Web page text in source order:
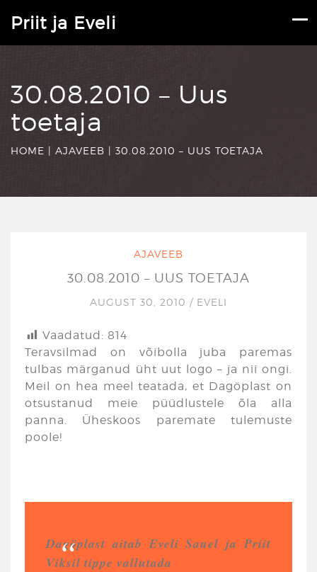
Priit ja Eveli
30.08.2010 – Uus
toetaja
HOME | AJAVEEB | 30.08.2010 – UUS TOETAJA
AJAVEEB
30.08.2010 – UUS TOETAJA
AUGUST 30, 2010 / EVELI
Vaadatud: 814
Teravsilmad on võibolla juba paremas
tulbas märganud üht uut logo – ja nii ongi.
Meil on hea meel teatada, et Dagöplast on
otsustanud meie püüdlustele õla alla
panna. Üheskoos paremate tulemuste
poole!
Dagöplast aitab Eveli Sauel ja Priit
Viksil tippe vallutada